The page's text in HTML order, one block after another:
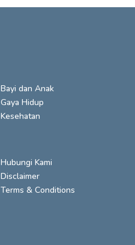
Bayi dan Anak
Gaya Hidup
Kesehatan
Hubungi Kami
Disclaimer
Terms & Conditions